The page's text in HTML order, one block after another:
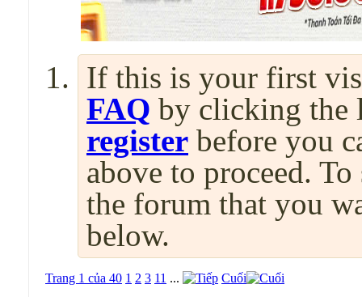
If this is your first
FAQ by clicking the
register before you
above to proceed.
the forum that you
below.
Trang 1 của 40 1 2 3 11 ... Cuối